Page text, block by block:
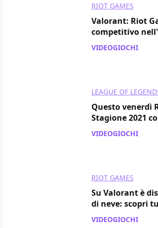
RIOT GAMES
Valorant: Riot
competitivo
VIDEOGIOCHI
LEAGUE OF
Questo venerdì
Stagione 2021
VIDEOGIOCHI
RIOT GAMES
Su Valorant è
di neve: scopri
VIDEOGIOCHI